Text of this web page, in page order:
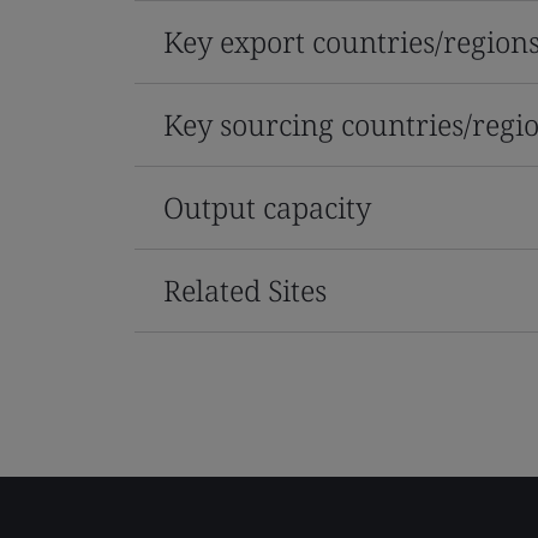
Key export countries/regions
Key sourcing countries/
Output capacity
Related Sites